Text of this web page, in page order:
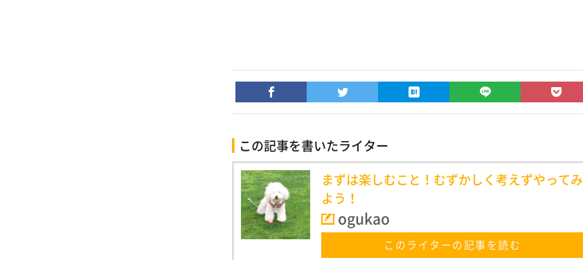
この記事を書いたライター
まずは楽しむこと！むずかしく考えずやってみ
よう！
ogukao
このライターの記事を読む